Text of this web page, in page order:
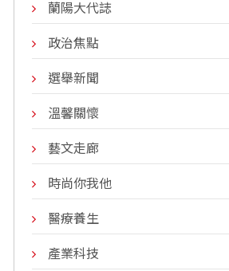
蘭陽大代誌
政治焦點
選舉新聞
溫馨關懷
藝文走廊
時尚你我他
醫療養生
產業科技